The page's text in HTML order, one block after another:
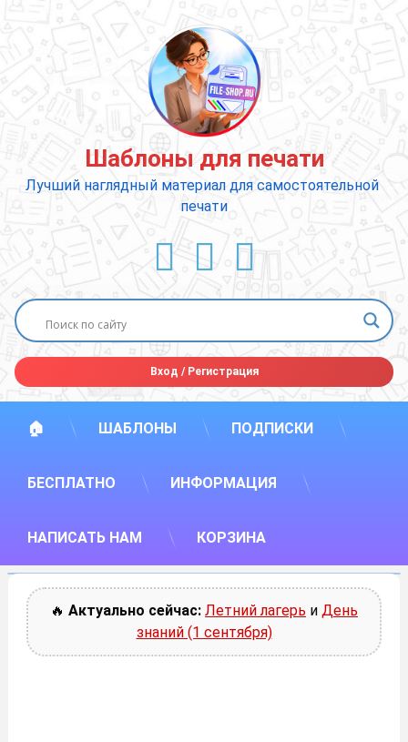
содержимому
Шаблоны для печати
Лучший наглядный материал для самостоятельной
печати
ВКонтакте
YouTube
E-mail
Вход /Регистрация
🏠 ШАБЛОНЫ ПОДПИСКИ
БЕСПЛАТНО ИНФОРМАЦИЯ
НАПИСАТЬ НАМ КОРЗИНА
🔥 Актуально сейчас: Летний лагерь и День
знаний (1 сентября)